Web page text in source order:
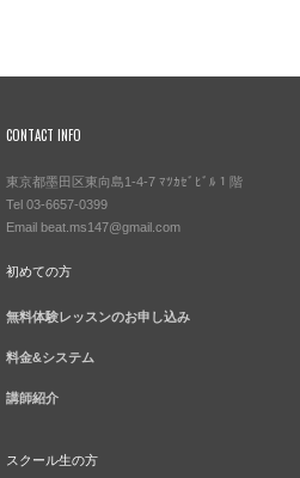
CONTACT INFO
東京都墨田区東向島1-4-7 ﾏﾂｶｾﾞﾋﾞﾙ１階
Tel 03-6657-0399
Email beat.ms147@gmail.com
初めての方
無料体験レッスンのお申し込み
料金&システム
講師紹介
スクール生の方